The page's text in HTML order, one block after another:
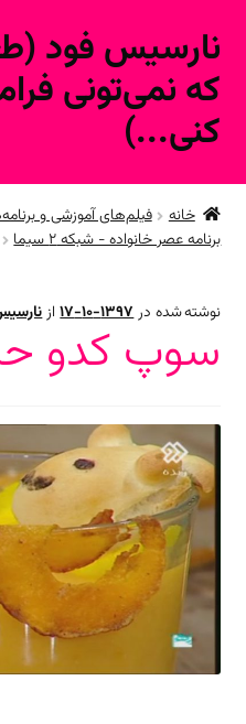
پرش
ناوبری
پرش
محتوا
نارسیس فود
که نمی‌تونی
کنی...)
خانه
ورود به حساب کاربری
محصولات فروشگاه آنلاین
ارتباط با ما
خانه
فیلم‌های آموزشی و
برنامه عصر خانواده - شبکه ۲ سیما
نوشته شده در1397-10-17 از
سوپ کدو